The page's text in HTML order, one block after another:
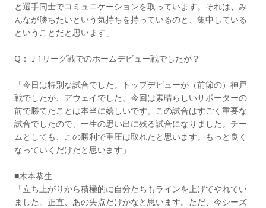
と選手同士でコミュニケーションを取っています。それは、み
んなが勝ちたいという気持ちを持っているのと、集中している
ということだと思います」
Q：Ｊ1リーグ戦でのホームデビュー戦でしたが？
「今日は特別な試合でした。トップデビューが（前節の）神戸
戦でしたが、アウェイでした。今回は素晴らしいサポーターの
前で勝てたことは本当に嬉しいです。この試合はすごく重要な
試合でしたので、一生の思い出に残る試合になりました。チー
ムとしても、この勝利で重圧は取れたと思います。もっと良く
なっていくだけだと思います」
■木本恭生
「立ち上がりから積極的に自分たちもラインを上げてやれてい
ました。正直、あの失点だけかなと思います。ただ、今シーズ